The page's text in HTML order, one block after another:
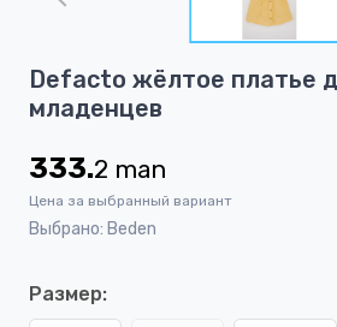
1
of
Defacto жёлтoe платье
младенцев
333.2 man
Цена за выбранный вариант
Выбрано: Beden
Размер: